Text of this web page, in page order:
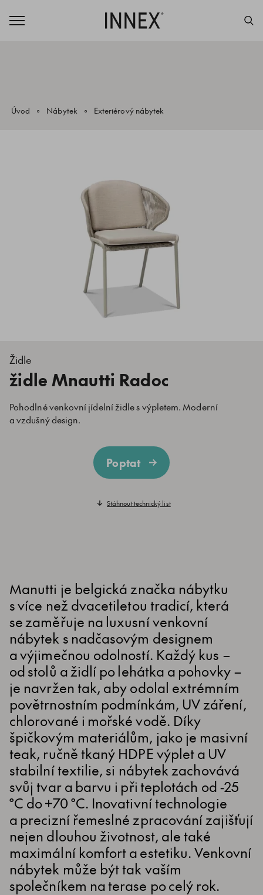
Úvod Nábytek Exteriérový nábytek
Židle
židle Mnautti Radoc
Pohodlné venkovní jídelní židle s výpletem. Moderní
a vzdušný design.
Poptat
Stáhnout technický list
Manutti je belgická značka nábytku
s více než dvacetiletou tradicí, která
se zaměřuje na luxusní venkovní
nábytek s nadčasovým designem
a výjimečnou odolností. Každý kus –
od stolů a židlí po lehátka a pohovky –
je navržen tak, aby odolal extrémním
povětrnostním podmínkám, UV záření,
chlorované i mořské vodě. Díky
špičkovým materiálům, jako je masivní
teak, ručně tkaný HDPE výplet a UV
stabilní textilie, si nábytek zachovává
svůj tvar a barvu i při teplotách od -25
°C do +70 °C. Inovativní technologie
a precizní řemeslné zpracování zajišťují
nejen dlouhou životnost, ale také
maximální komfort a estetiku. Venkovní
nábytek může být tak vaším
společníkem na terase po celý rok.